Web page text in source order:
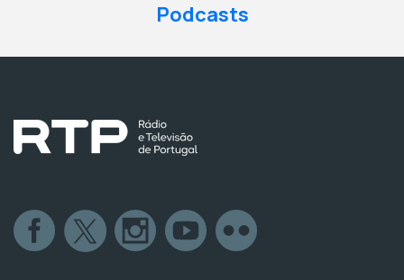
Podcasts